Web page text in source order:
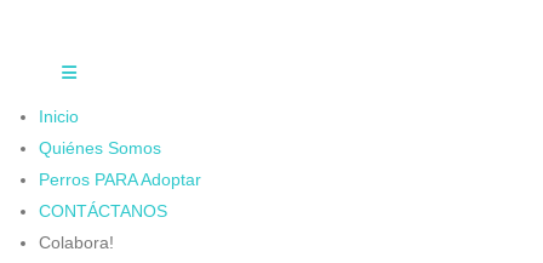
Inicio
Quiénes Somos
Perros PARA Adoptar
CONTÁCTANOS
Colabora!